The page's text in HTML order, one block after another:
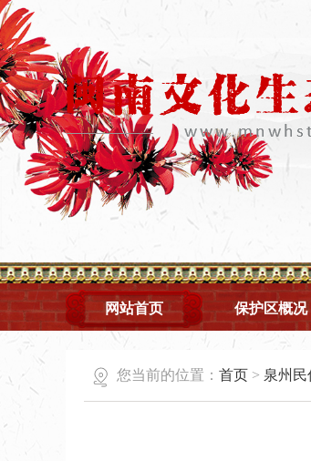
网站首页 保护区概况
您当前的位置： 首页 > 泉州民